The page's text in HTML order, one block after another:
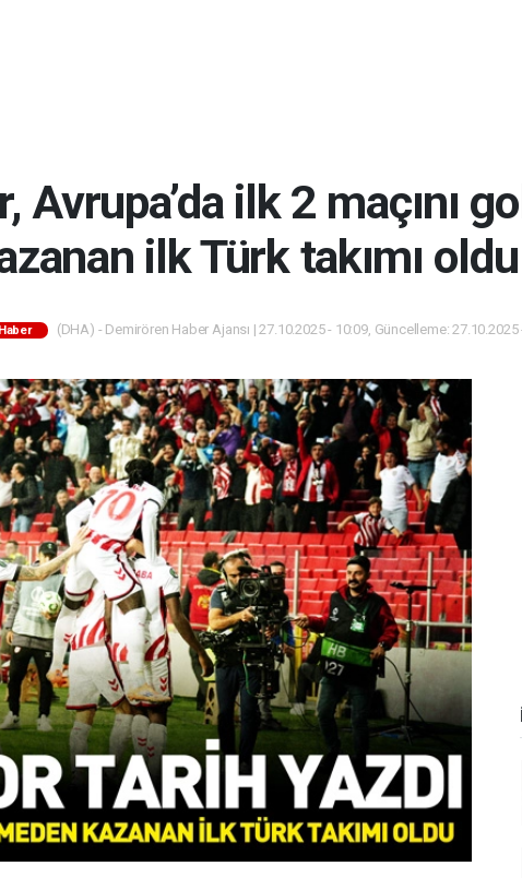
Avrupa’da ilk 2 maçını
ilk Türk takımı oldu
(DHA) - Demirören Haber Ajansı | 27.10.2025 - 10:09, Güncelleme: 27.10.2025